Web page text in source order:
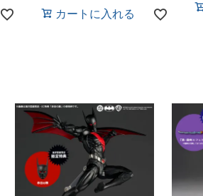
カートに入れる